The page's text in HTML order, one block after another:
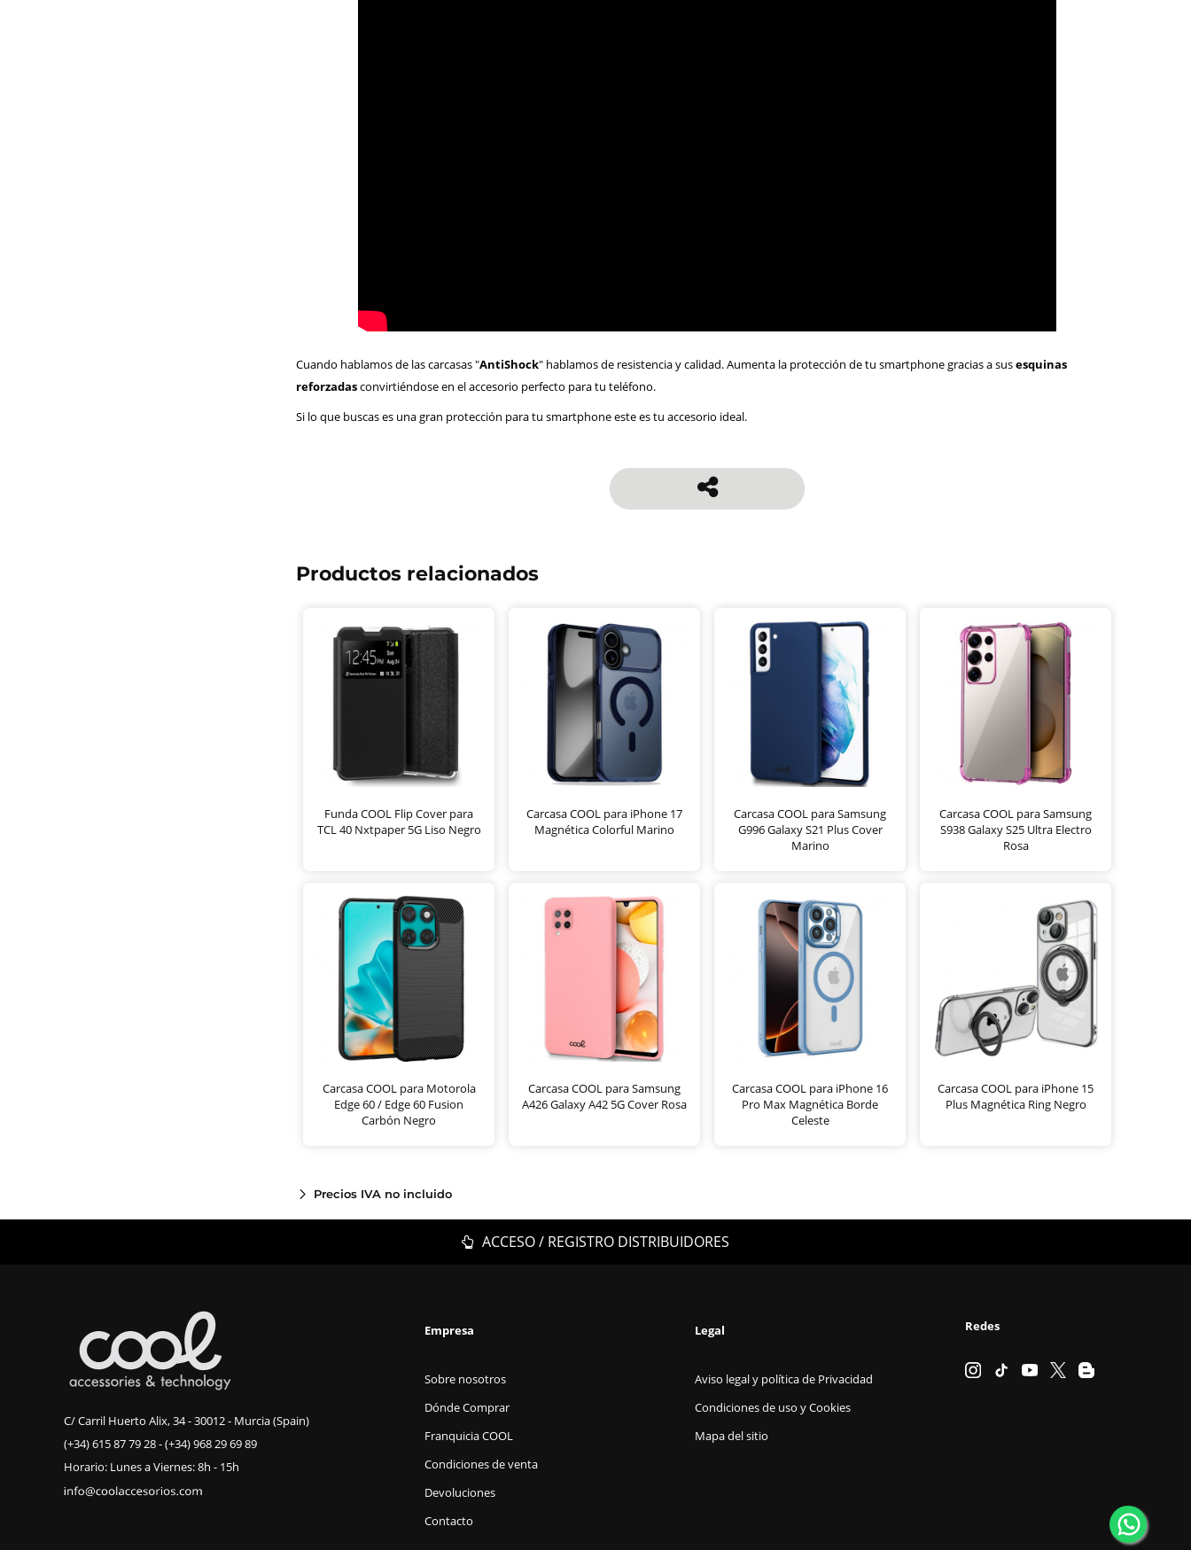
Cuando hablamos de las carcasas "AntiShock" hablamos de resistencia y calidad. Aumenta la protección de tu smartphone gracias a susesquinas
reforzadasconvirtiéndose en el accesorio perfecto para tu teléfono.
Si lo que buscas es una gran protección para tu smartphone este es tu accesorio ideal.
Productos relacionados
Funda COOL Flip Cover para
TCL 40 Nxtpaper 5G Liso Negro
Carcasa COOL para iPhone 17
Magnética Colorful Marino
Carcasa COOL para Samsung
G996 Galaxy S21 Plus Cover
Marino
Carcasa COOL para Samsung
S938 Galaxy S25 Ultra Electro
Rosa
Carcasa COOL para Motorola
Edge 60 / Edge 60 Fusion
Carbón Negro
Carcasa COOL para Samsung
A426 Galaxy A42 5G Cover Rosa
Carcasa COOL para iPhone 16
Pro Max Magnética Borde
Celeste
Carcasa COOL para iPhone 15
Plus Magnética Ring Negro
Precios IVA no incluido
ACCESO / REGISTRO DISTRIBUIDORES
C/ Carril Huerto Alix, 34 - 30012 - Murcia (Spain)
(+34) 615 87 79 28-(+34) 968 29 69 89
Horario: Lunes a Viernes: 8h - 15h
Empresa
Sobre nosotros
Dónde Comprar
Franquicia COOL
Condiciones de venta
Devoluciones
Contacto
Legal
Aviso legal y política de Privacidad
Condiciones de uso y Cookies
Mapa del sitio
Redes